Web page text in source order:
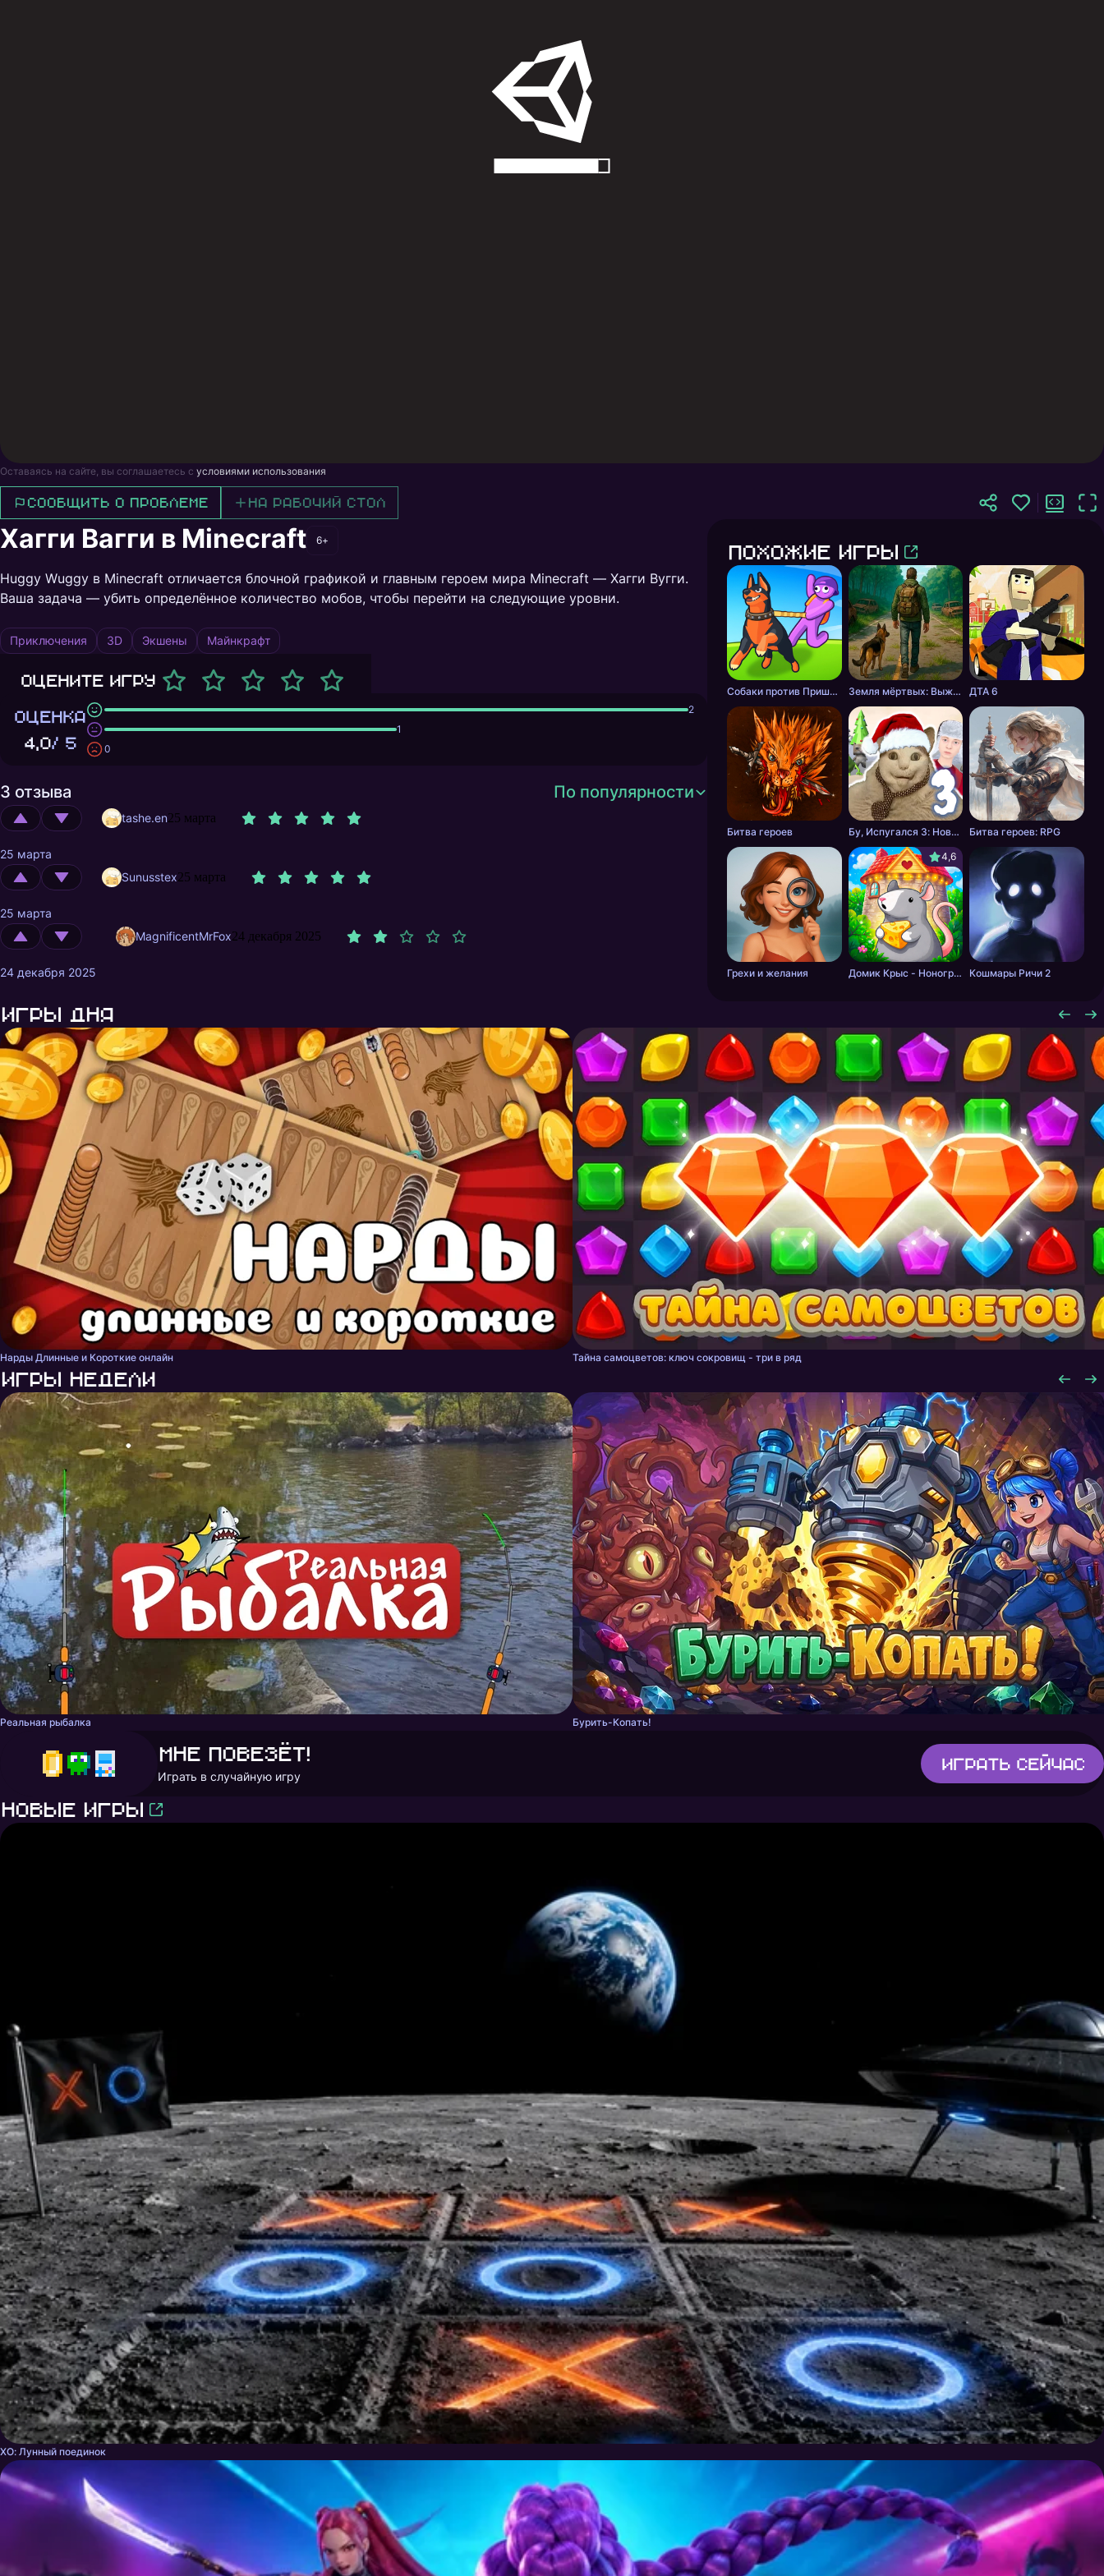
Оставаясь на сайте, вы соглашаетесь с условиями использования
Сообщить о проблеме На рабочий стол
Хагги Вагги в Minecraft 6+
Huggy Wuggy в Minecraft отличается блочной графикой и главным героем мира Minecraft — Хагги Вугги.
Ваша задача — убить определённое количество мобов, чтобы перейти на следующие уровни.
Приключения 3D Экшены Майнкрафт
Оцените игру
ОЦЕНКА
4,0/ 5
2
1
0
3 отзыва По популярности
tashe.en25 марта
25 марта
Sunusstex25 марта
25 марта
MagnificentMrFox24 декабря 2025
24 декабря 2025
Похожие игры
Собаки против Пришельцев Земля мёртвых: Выживание ДТА 6
Битва героев Бу, Испугался 3: Новый Год со Скулбоем Битва героев: RPG
Грехи и желания
4,6
Домик Крыс - Нонограм Кошмары Ричи 2
Игры дня
Нарды Длинные и Короткие онлайн Тайна самоцветов: ключ сокровищ - три в ряд
Игры недели
Реальная рыбалка Бурить-Копать!
Мне повезёт!
Играть в случайную игру
Играть сейчас
Новые игры
ХО: Лунный поединок